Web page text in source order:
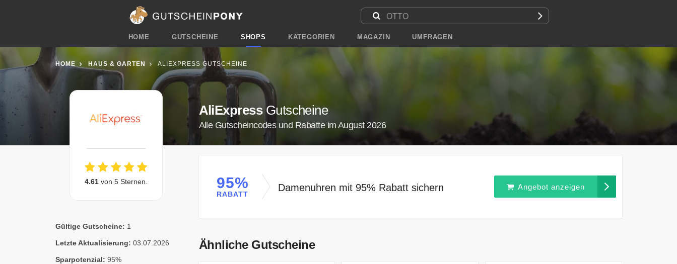
HOME GUTSCHEINE SHOPS KATEGORIEN MAGAZIN UMFRAGEN
HOME HAUS & GARTEN ALIEXPRESS GUTSCHEINE
4.61von 5 Sternen.
AliExpressGutscheine
Alle Gutscheincodes und Rabatte im August 2026
95%
RABATT
Damenuhren mit 95% Rabatt sichern Angebot anzeigen
Gültige Gutscheine: 1
Letzte Aktualisierung: 03.07.2026
Sparpotenzial: 95%
Ähnliche Gutscheine